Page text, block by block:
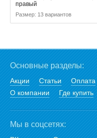
правый
Размер: 13 вариантов
Основные разделы:
Акции Статьи Оплата
О компании
Где купить
Мы в соцсетях: